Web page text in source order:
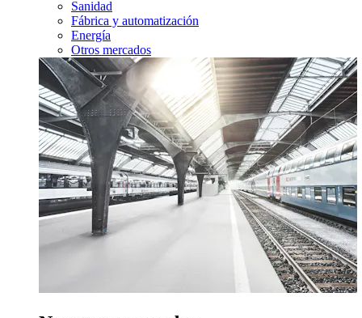
Sanidad
Fábrica y automatización
Energía
Otros mercados